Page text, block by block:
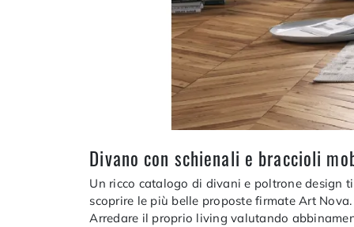
Divano con schienali e braccioli
Un ricco catalogo di divani e poltrone design
scoprire le più belle proposte firmate Art
Arredare il proprio living valutando